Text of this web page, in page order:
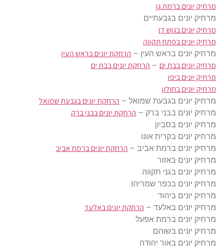
מרחיק יונים ברמת גן
מרחיק יונים בגבעתיים
מרחיק יונים בגוש דן
מרחיק יונים בפתח תקווה
מרחיק יונים בראש העין – הרחקת יונים בראש העין
מרחיק יונים בבת ים – הרחקת יונים בבת ים
מרחיק יונים ביפו
מרחיק יונים בחולון
מרחיק יונים בגבעת שמואל – הרחקת יונים בגבעת שמואל
מרחיק יונים בבני ברק – הרחקת יונים בבני ברק
מרחיק יונים בסביון
מרחיק יונים בקרית אונו
מרחיק יונים ברמת אביב – הרחקת יונים ברמת אביב
מרחיק יונים באזור
מרחיק יונים בגני תקווה
מרחיק יונים בכפר שמריהו
מרחיק יונים ביהוד
מרחיק יונים באלעד – הרחקת יונים באלעד
מרחיק יונים ברמת אפעל
מרחיק יונים בשוהם
מרחיק יונים באור יהודה